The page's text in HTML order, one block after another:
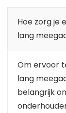
Hoe zorg je
lang
Om ervoor
lang
belangrijk